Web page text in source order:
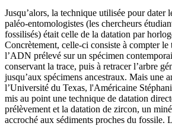
Jusqu’alors, la technique utilisée pour dater
paléo-entomologistes (les chercheurs
fossilisés) était celle de la datation par
Concrètement, celle-ci consiste à compter
l’ADN prélevé sur un spécimen
conservant la trace, puis à retracer l’arbre
jusqu’aux spécimens ancestraux. Mais une
l’Université du Texas, l'Américaine
mis au point une technique de datation
prélèvement et la datation de zircon, un
accroché aux sédiments proches du fossile.